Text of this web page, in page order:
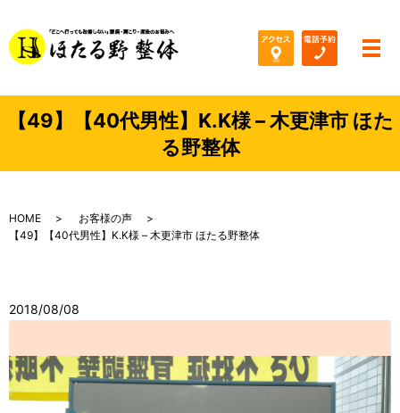
メ
【49】【40代男性】K.K様 – 木更津市 ほた
る野整体
HOME
お客様の声
【49】【40代男性】K.K様 – 木更津市 ほたる野整体
2018/08/08